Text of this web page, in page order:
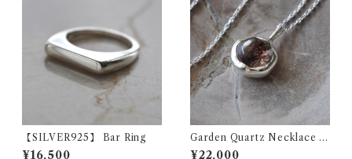
【SILVER925】 Bar Ring
¥16,500
Garden Quartz Necklace ガ
ーデンクォーツ シルバー ネッ
¥22,000